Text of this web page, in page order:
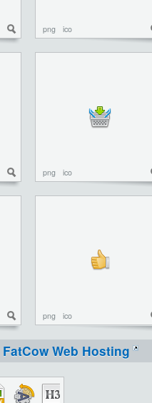
png ico
png ico
png ico
FatCow Web Hosting